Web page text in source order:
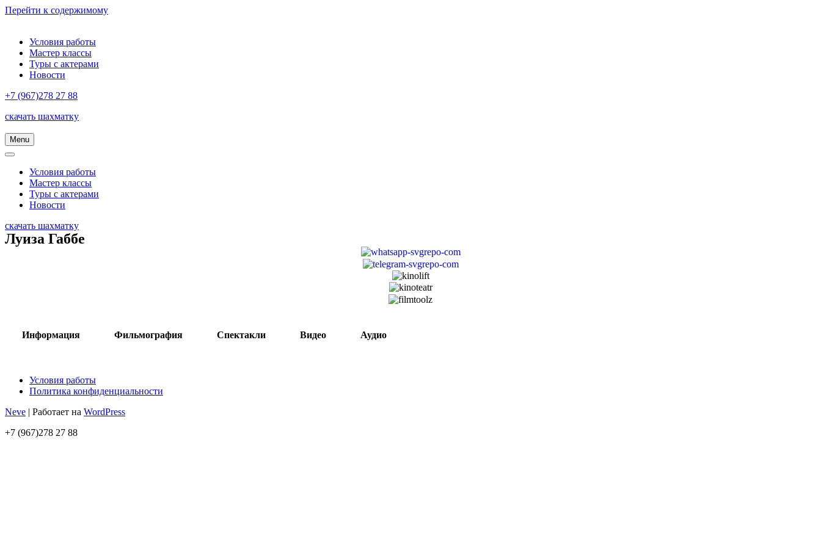
Перейти к содержимому
Условия работы
Мастер классы
Туры с актерами
Новости
+7 (967)278 27 88
скачать шахматку
Menu
Меню
Меню
навигацииУсловия работы
Мастер классы
Туры с актерами
Новости
скачать шахматку
Луиза Габбе
Информация Фильмография Спектакли Видео Аудио
Условия работы
Политика конфиденциальности
Neve | Работает на WordPress
+7 (967)278 27 88